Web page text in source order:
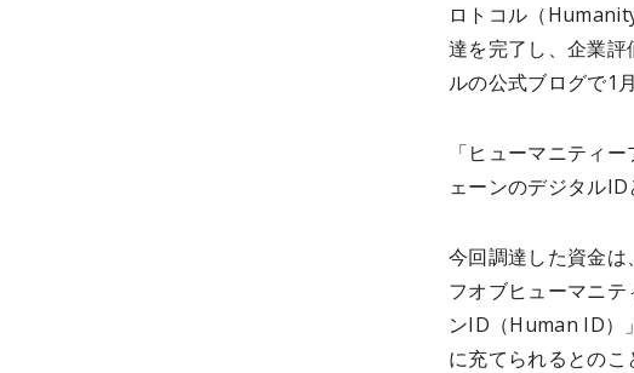
ロトコル（
達を完了し、企業
ルの公式ブログで1
「ヒューマニティ
ェーンのデジタルID
今回調達した資金
フオブヒューマニ
ンID（Human ID）
に充てられるとの